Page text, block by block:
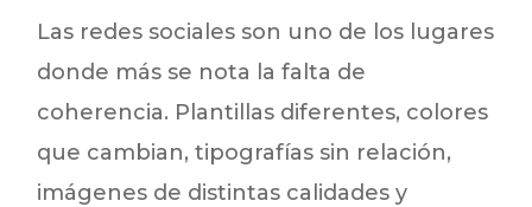
Las redes sociales son uno de los lugares
donde más se nota la falta de
coherencia. Plantillas diferentes, colores
que cambian, tipografías sin relación,
imágenes de distintas calidades y